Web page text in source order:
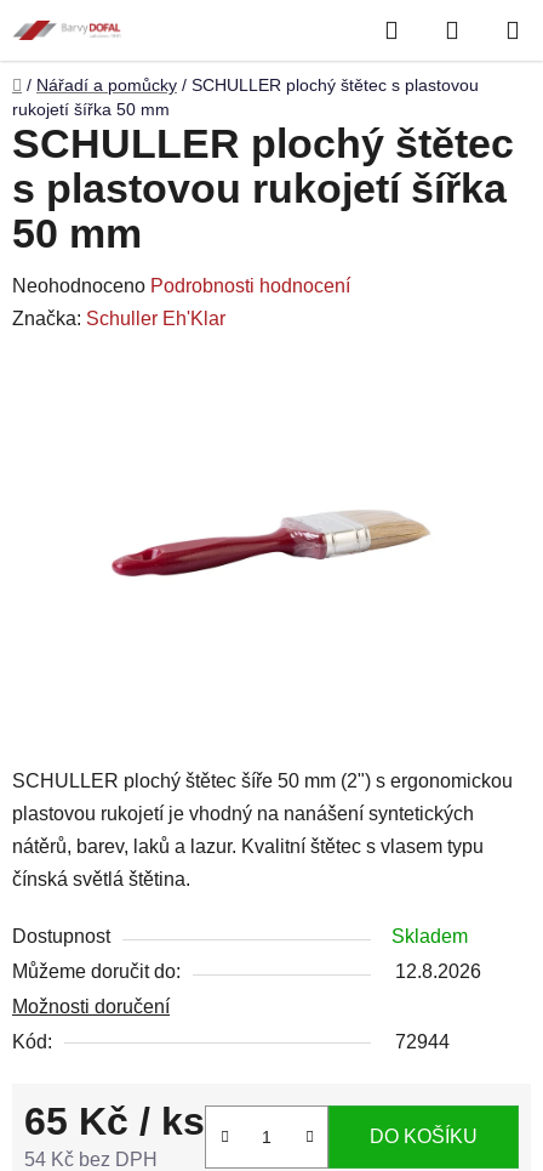
na
obsah
Hledat
KOŠÍK
Domů
/ Nářadí a pomůcky / SCHULLER plochý štětec s plastovou
rukojetí šířka 50 mm
SCHULLER plochý štětec šíře 50 mm (2") s ergonomickou
plastovou rukojetí je vhodný na nanášení syntetických
nátěrů, barev, laků a lazur. Kvalitní štětec s vlasem typu
čínská světlá štětina.
Dostupnost
Skladem
Můžeme doručit do:
12.8.2026
Možnosti doručení
Kód:
72944
65 Kč / ks
54 Kč bez DPH
DO KOŠÍKU
SCHULLER plochý štětec
s plastovou rukojetí šířka
50 mm
Průměrné
hodnocení
Neohodnoceno Podrobnosti hodnocení
Značka: Schuller Eh'Klar